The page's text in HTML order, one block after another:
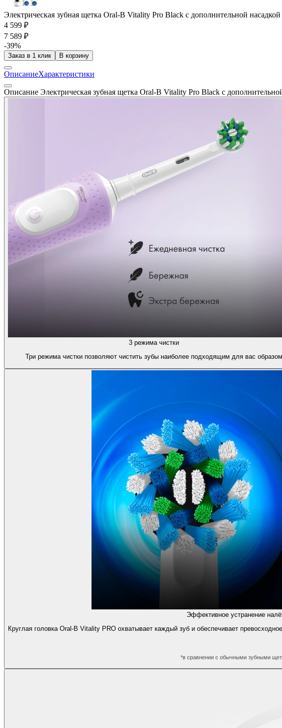
Электрическая зубная щетка Oral-B Vitality Pro Black c дополнительной
4 599 ₽
7 589 ₽
-39%
Заказ в 1 клик В корзину
ОписаниеХарактеристики
Описание Электрическая зубная щетка Oral-B Vitality Pro Black c
3 режима чистки
Три режима чистки позволяют чистить зубы наиболее подходящим для вас образом
Эффективное устранение
Круглая головка Oral-B Vitality PRO охватывает каждый зуб и обеспечивает
*в сравнении с обычными зубными